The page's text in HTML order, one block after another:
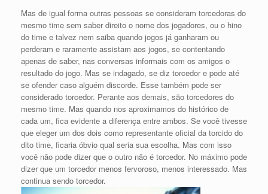
Mas de igual forma outras pessoas se consideram torcedoras do
mesmo time sem saber direito o nome dos jogadores, ou o hino
do time e talvez nem saiba quando jogos já ganharam ou
perderam e raramente assistam aos jogos, se contentando
apenas de saber, nas conversas informais com os amigos o
resultado do jogo. Mas se indagado, se diz torcedor e pode até
se ofender caso alguém discorde. Esse também pode ser
considerado torcedor. Perante aos demais, são torcedores do
mesmo time. Mas quando nos aproximamos do histórico de
cada um, fica evidente a diferença entre ambos. Se você tivesse
que eleger um dos dois como representante oficial da torcido do
dito time, ficaria óbvio qual seria sua escolha. Mas com isso
você não pode dizer que o outro não é torcedor. No máximo pode
dizer que um torcedor menos fervoroso, menos interessado. Mas
continua sendo torcedor.